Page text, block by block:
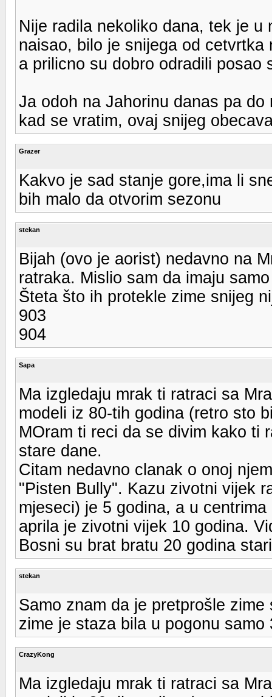
Nije radila nekoliko dana, tek je u
naisao, bilo je snijega od
a prilicno su dobro odradili posao
Ja odoh na Jahorinu danas pa
kad se vratim, ovaj snijeg
Grazer
Kakvo je sad stanje gore,ima li
bih malo da otvorim sezonu
stekan
Bijah (ovo je aorist) nedavno na
ratraka. Mislio sam da imaju
Šteta što ih protekle zime snijeg
903
904
Sapa
Ma izgledaju mrak ti ratraci sa
modeli iz 80-tih godina (retro sto
MOram ti reci da se divim kako ti
stare dane.
Citam nedavno clanak o onoj
"Pisten Bully". Kazu zivotni vijek
mjeseci) je 5 godina, a u
aprila je zivotni vijek 10 godina.
Bosni su brat bratu 20 godina
stekan
Samo znam da je pretprošle
zime je staza bila u pogonu samo
CrazyKong
Ma izgledaju mrak ti ratraci sa